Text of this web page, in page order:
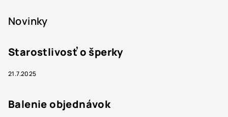
Novinky
Starostlivosť o šperky
21.7.2025
Balenie objednávok